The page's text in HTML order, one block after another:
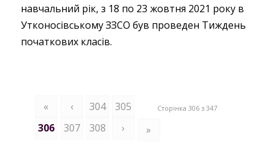
навчальний рік, з 18 по 23 жовтня 2021 року в
Утконосівському ЗЗСО був проведен Тиждень
початкових класів.
Сторінка 306 з 347
« ‹ 304
305
306
307 308 › »